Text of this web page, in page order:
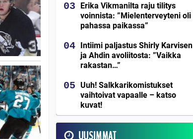
Erika Vikmanilta raju tilitys
voinnista: ”Mielenterveyteni oli
pahassa paikassa”
Intiimi paljastus Shirly Karvisen
ja Ahdin avoliitosta: ”Vaikka
rakastan…”
Uuh! Salkkarikomistukset
vaihtoivat vapaalle – katso
kuvat!
UUSIMMAT